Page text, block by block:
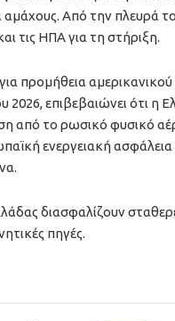
Από την πλευρά
τις ΗΠΑ για τη στήριξη.
προμήθεια
επιβεβαιώνει ότι η
από το ρωσικό φυσικό
ενεργειακή
διασφαλίζουν
πηγές.